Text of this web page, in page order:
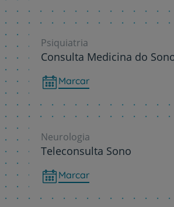
Psiquiatria
Consulta Medicina do
Marcar
Neurologia
Teleconsulta Sono
Marcar